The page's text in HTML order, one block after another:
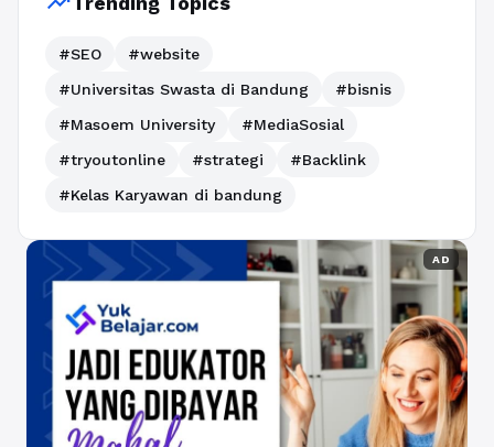
#SEO
#website
#Universitas Swasta di Bandung
#bisnis
#Masoem University
#MediaSosial
#tryoutonline
#strategi
#Backlink
#Kelas Karyawan di bandung
AD